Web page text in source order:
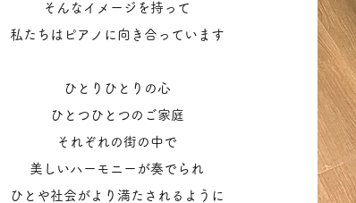
​ そんなイメージを持って
​私たちはピアノに向き合っています
ひとりひとりの心
ひとつひとつのご家庭
それぞれの街の中で
美しいハーモニーが奏でられ
ひとや社会がより満たされるように